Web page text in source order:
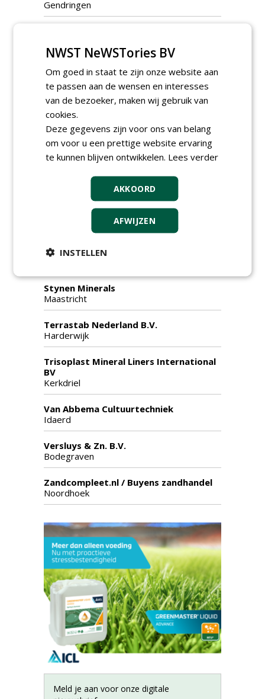
Gendringen
Nobre Cál Halfverharding
Hoogeveen
Padverharding.nl
Someren
Pelt & Hooykaas
Rotterdam
Roodbeen BV
Rotim Steenbouw BV
's-Hertogenbosch
Schagen infra
Stynen Minerals
Maastricht
Terrastab Nederland B.V.
Harderwijk
Trisoplast Mineral Liners International
BV
Kerkdriel
Van Abbema Cultuurtechniek
Idaerd
Versluys & Zn. B.V.
Bodegraven
Zandcompleet.nl / Buyens zandhandel
Noordhoek
Meld je aan voor onze digitale
NWST NeWSTories BV
Om goed in staat te zijn onze website aan
te passen aan de wensen en interesses
van de bezoeker, maken wij gebruik van
cookies.
Deze gegevens zijn voor ons van belang
om voor u een prettige website ervaring
te kunnen blijven ontwikkelen. Lees verder
AKKOORD
AFWIJZEN
INSTELLEN